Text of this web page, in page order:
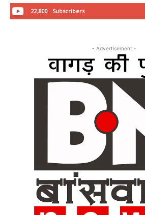
22,800 Subscribers
- Advertisement -